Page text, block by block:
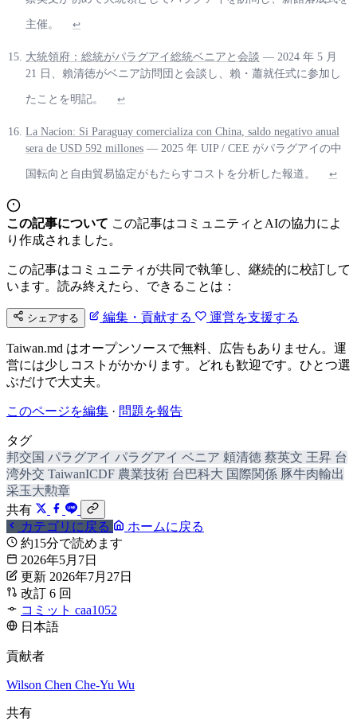
主催。 ↩
大統領府：総統がパラグアイ総統ベニアと会談 — 2024 年 5 月
21 日、賴清徳がベニア訪問団と会談し、賴・蕭就任式に参加し
たことを明記。 ↩
La Nacion: Si Paraguay comercializa con China, saldo negativo anual
sera de USD 592 millones — 2025 年 UIP / CEE がパラグアイの中
国転向と自由貿易協定がもたらすコストを分析した報道。 ↩
この記事について この記事はコミュニティとAIの協力によ
り作成されました。
この記事はコミュニティが共同で執筆し、継続的に校訂して
います。読み終えたら、できることは：
シェアする 編集・貢献する 運営を支援する
Taiwan.md はオープンソースで無料、広告もありません。運
営には少しコストがかかります。どれも歓迎です。ひとつ選
ぶだけで大丈夫。
このページを編集 · 問題を報告
タグ
邦交国 パラグアイ パラグアイ ベニア 頼清徳 蔡英文 王昇 台
湾外交 TaiwanICDF 農業技術 台巴科大 国際関係 豚牛肉輸出
采玉大勲章
共有
カテゴリに戻る
ホームに戻る
約15分で読めます
2026年5月7日
更新 2026年7月27日
改訂 6 回
コミット caa1052
日本語
貢献者
Wilson Chen Che-Yu Wu
共有